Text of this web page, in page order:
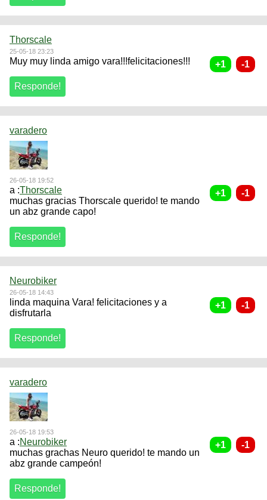
Thorscale
25-05-18 23:23
Muy muy linda amigo vara!!!felicitaciones!!!
varadero
26-05-18 19:52
a :Thorscale
muchas gracias Thorscale querido! te mando
un abz grande capo!
Neurobiker
26-05-18 14:43
linda maquina Vara! felicitaciones y a
disfrutarla
varadero
26-05-18 19:53
a :Neurobiker
muchas grachas Neuro querido! te mando un
abz grande campeón!